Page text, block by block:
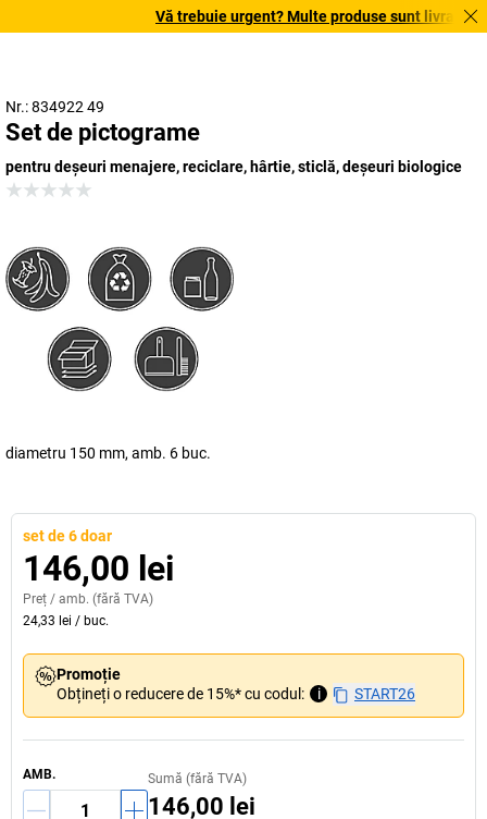
Vă trebuie urgent? Multe produse sunt livrate în
Nr.: 834922 49
Set de pictograme
pentru deșeuri menajere, reciclare, hârtie, sticlă, deșeuri biologice
diametru 150 mm, amb. 6 buc.
set de 6 doar
146,00 lei
Preț / amb. (fără TVA)
24,33 lei / buc.
Promoție
Obțineți o reducere de 15%* cu codul:
i START26
AMB. Sumă (fără TVA)
146,00 lei